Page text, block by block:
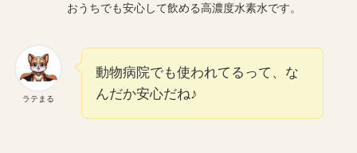
おうちでも安心して飲める高濃度水素水です。
ラテまる
動物病院でも使われてるって、な
んだか安心だね♪